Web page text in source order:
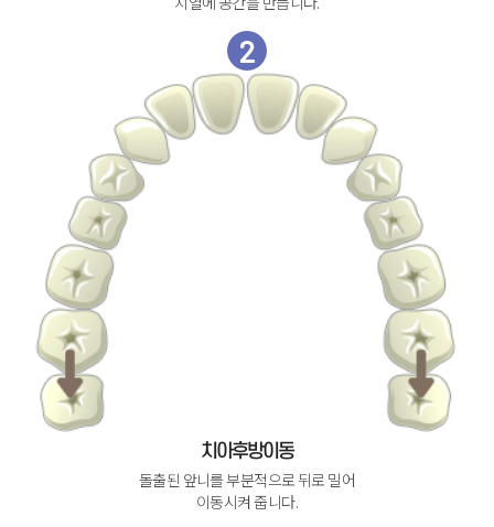
2
치아후방이동
돌출된 앞니를 부분적으로 뒤로 밀어
이동시켜 줍니다.